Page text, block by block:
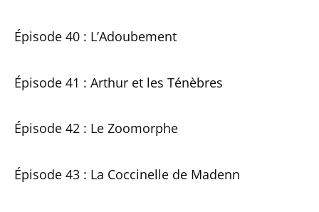
Épisode 40 : L’Adoubement
Épisode 41 : Arthur et les Ténèbres
Épisode 42 : Le Zoomorphe
Épisode 43 : La Coccinelle de Madenn